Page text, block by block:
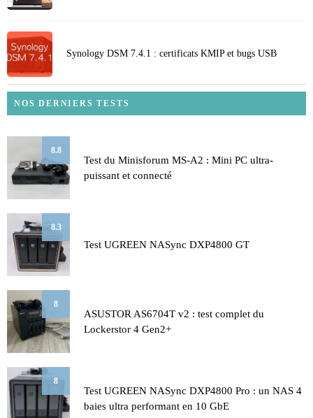
Synology DSM 7.4.1 : certificats KMIP et bugs USB
NOS DERNIERS TESTS
8.8
Test du Minisforum MS-A2 : Mini PC ultra-
puissant et connecté
8.3
Test UGREEN NASync DXP4800 GT
8
ASUSTOR AS6704T v2 : test complet du
Lockerstor 4 Gen2+
8
Test UGREEN NASync DXP4800 Pro : un NAS 4
baies ultra performant en 10 GbE